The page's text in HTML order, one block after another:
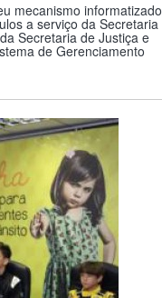
mecanismo informatizado
a serviço da Secretaria
Secretaria de Justiça e
de Gerenciamento